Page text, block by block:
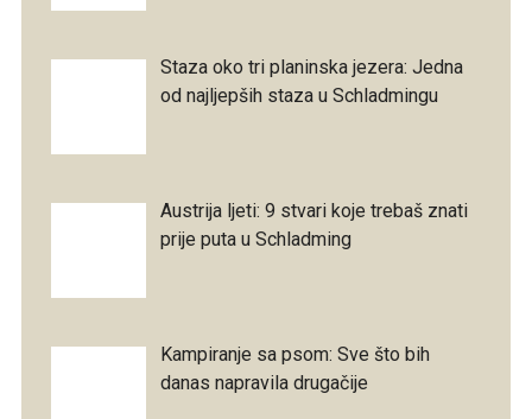
Staza oko tri planinska jezera: Jedna
od najljepših staza u Schladmingu
Austrija ljeti: 9 stvari koje trebaš znati
prije puta u Schladming
Kampiranje sa psom: Sve što bih
danas napravila drugačije